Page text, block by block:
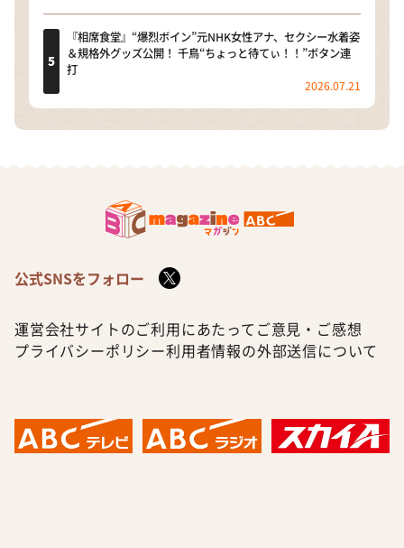
『相席食堂』“爆烈ボイン”元NHK女性アナ、セクシー水着姿
＆規格外グッズ公開！ 千鳥“ちょっと待てぃ！！”ボタン連
打
2026.07.21
公式SNSをフォロー
運営会社サイトのご利用にあたって ご意見・ご感想
プライバシーポリシー利用者情報の外部送信について